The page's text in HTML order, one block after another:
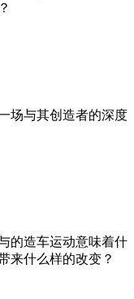
场与其创造者的深度
的造车运动意味着什
来什么样的改变？